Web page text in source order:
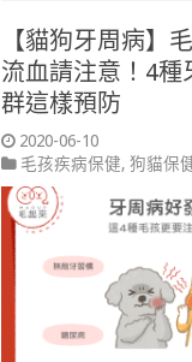
【貓狗牙周病】
流血請注意！4種
群這樣預防
2020-06-10
毛孩疾病保健, 狗貓保